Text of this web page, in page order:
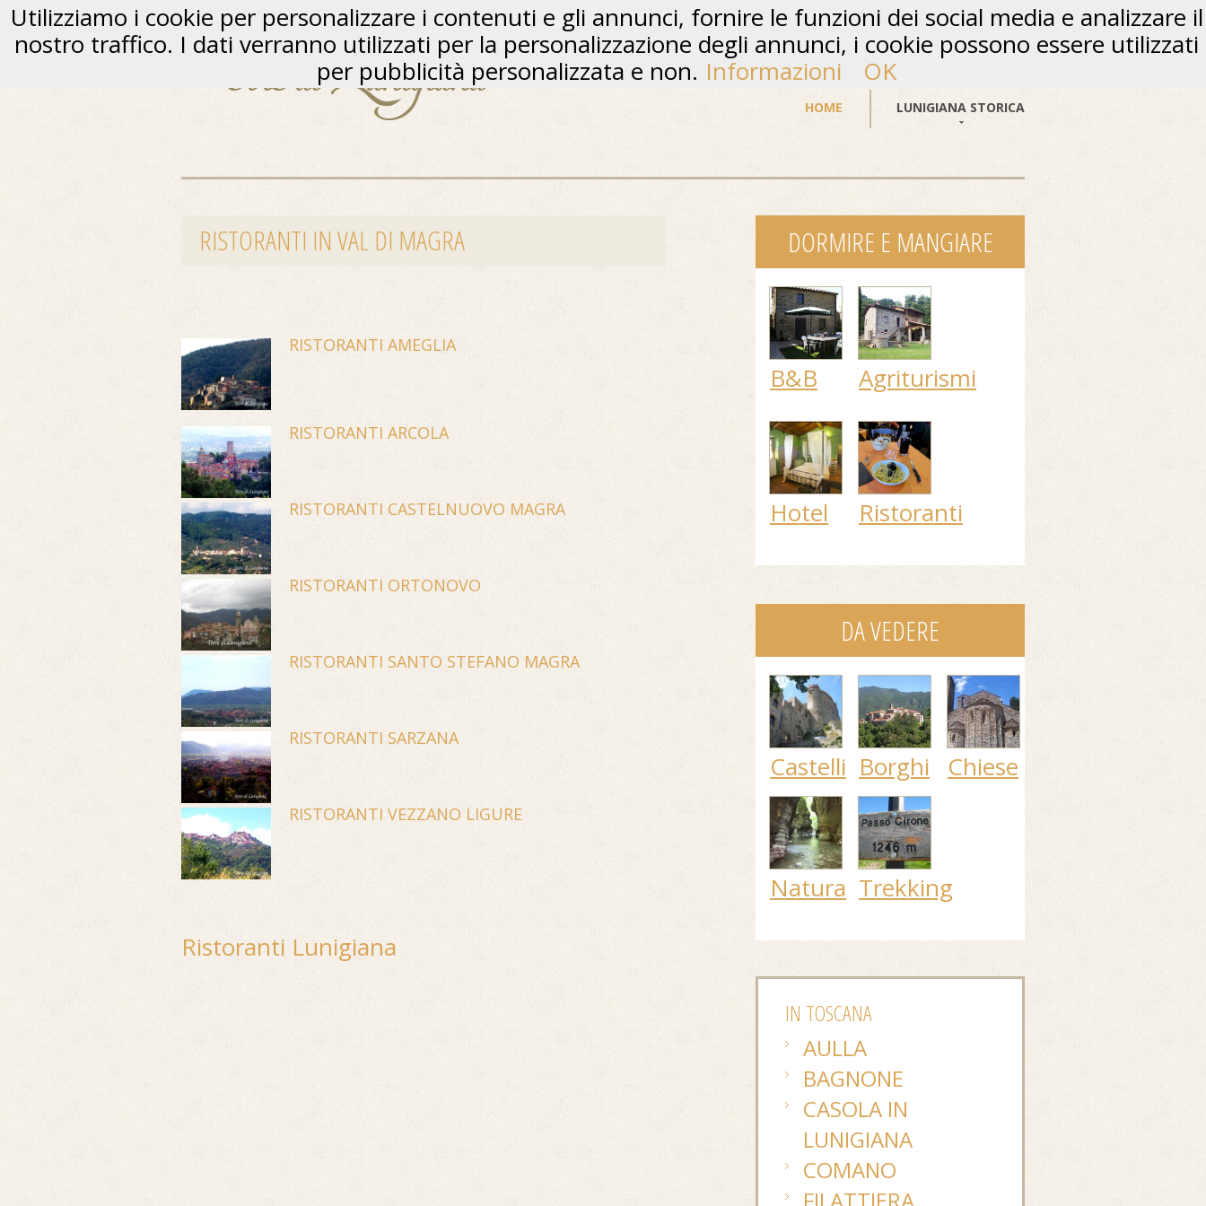
HOME LUNIGIANA STORICA
RISTORANTI IN VAL DI MAGRA
RISTORANTI AMEGLIA
RISTORANTI ARCOLA
RISTORANTI CASTELNUOVO MAGRA
RISTORANTI ORTONOVO
RISTORANTI SANTO STEFANO MAGRA
RISTORANTI SARZANA
RISTORANTI VEZZANO LIGURE
Ristoranti Lunigiana
DORMIRE E MANGIARE
B&B Agriturismi
Hotel Ristoranti
DA VEDERE
Castelli Borghi Chiese
Natura Trekking
IN TOSCANA
AULLA
BAGNONE
CASOLA IN
LUNIGIANA
COMANO
Utilizziamo i cookie per personalizzare i contenuti e gli annunci, fornire le funzioni dei social media e analizzare il
nostro traffico. I dati verranno utilizzati per la personalizzazione degli annunci, i cookie possono essere utilizzati
per pubblicità personalizzata e non. Informazioni OK